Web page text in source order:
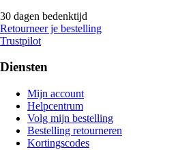
30 dagen bedenktijd
Retourneer je bestelling
Trustpilot
Diensten
Mijn account
Helpcentrum
Volg mijn bestelling
Bestelling retourneren
Kortingscodes